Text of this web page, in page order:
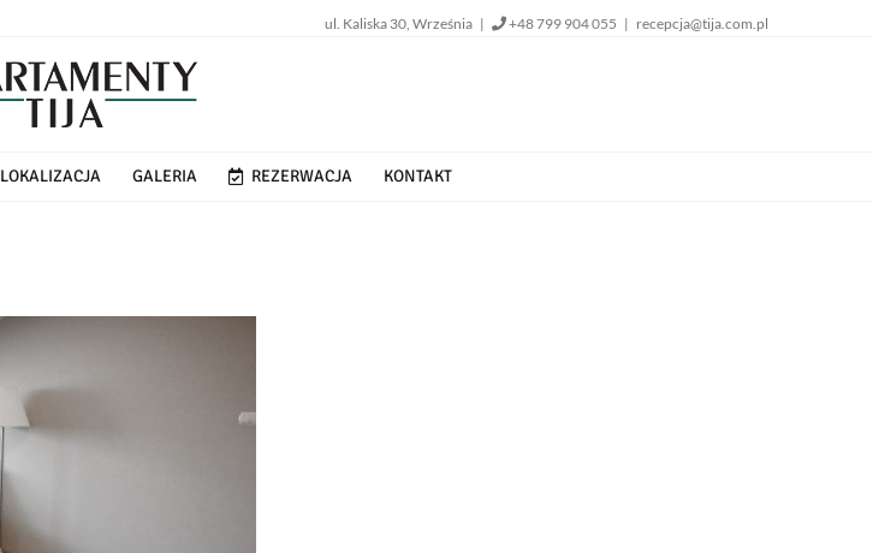
ul. Kaliska 30, Września | +48 799 904 055 | recepcja@tija.com.pl
LOKALIZACJA GALERIA REZERWACJA KONTAKT